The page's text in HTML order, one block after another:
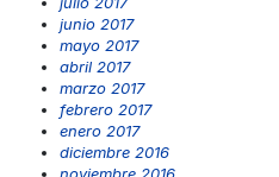
junio 2017
mayo 2017
abril 2017
marzo 2017
febrero 2017
enero 2017
diciembre 2016
noviembre 2016